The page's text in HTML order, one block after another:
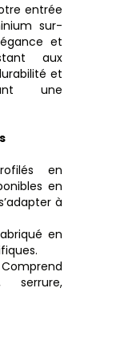
entrée
sur-
et
aux
et
une
en
en
à
en
serrure,